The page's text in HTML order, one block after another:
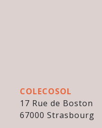
COLECOSOL
17 Rue de Boston
67000 Strasbourg